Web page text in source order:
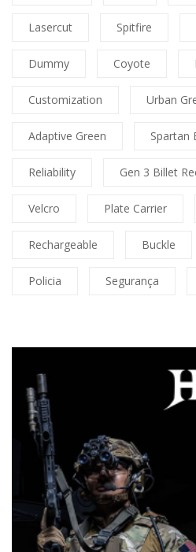
Lasercut Spitfire
Dummy Coyote
Customization Urban
Adaptive Green Spartan
Reliability Gen 3 Billet
Velcro Plate Carrier
Rechargeable Buckle
Policia Segurança